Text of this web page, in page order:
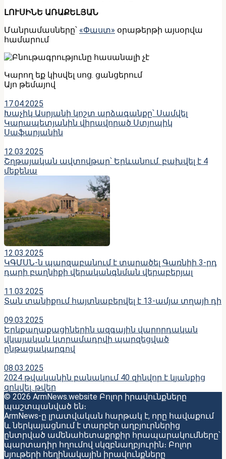
ԼՈՒՍԻՆԵ ԱՌԱՔԵԼՅԱՆ
Մանրամասները՝ «Փաստ» օրաթերթի այսօրվա
համարում
Կարող եք կիսվել սոց․ ցանցերում
Այո թեմայով
17.04.2025
Խաչիկ Ասրյանի կոշտ արձագանքը՝ Սամվել
Կարապետյանին վիրավորած Ստյոպիկ
Սաֆարյանին
12.03.2025
Շղթայական ավտովթար՝ Երևանում. բախվել է 4
մեքենա
12.03.2025
ԿԳՄՍՆ-ն պարզաբանում է տարածել Գառնիի 3-րդ
դարի բաղնիքի վերականգնման վերաբերյալ
11.03.2025
Տան տանիքում հայտնաբերվել է 13-ամյա տղայի դի
09.03.2025
Երկքաղաքացիներին ազգային վարորդական
վկայական կտրամադրվի պարզեցված
ընթացակարգով
08.03.2025
2024 թվականին բանակում 40 զինվոր է կյանքից
զրկվել. թվեր
© 2026 ArmNews.website Բոլոր իրավունքները
պաշտպանված են։
ArmNews-ը լրատվական հարթակ է, որը հավաքում
և ներկայացնում է տարբեր աղբյուրներից
ընտրված ամենահետաքրքիր հրապարակումները՝
պարտադիր հղումով սկզբնաղբյուրին։ Բոլոր
նյութերի հեղինակային իրավունքները